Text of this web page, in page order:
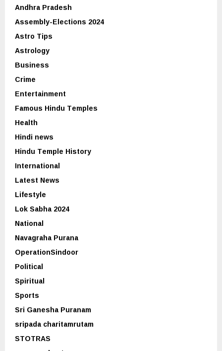
Andhra Pradesh
Assembly-Elections 2024
Astro Tips
Astrology
Business
Crime
Entertainment
Famous Hindu Temples
Health
Hindi news
Hindu Temple History
International
Latest News
Lifestyle
Lok Sabha 2024
National
Navagraha Purana
OperationSindoor
Political
Spiritual
Sports
Sri Ganesha Puranam
sripada charitamrutam
STOTRAS